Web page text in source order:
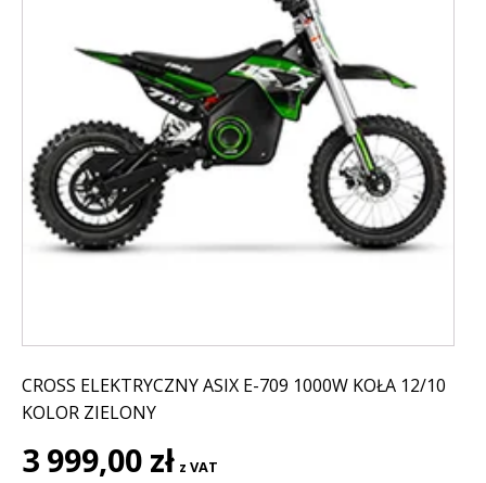
CROSS ELEKTRYCZNY ASIX E-709 1000W KOŁA 12/10
KOLOR ZIELONY
3 999,00 zł z VAT